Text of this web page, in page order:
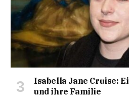
Isabella Jane Cruise:
und ihre Familie